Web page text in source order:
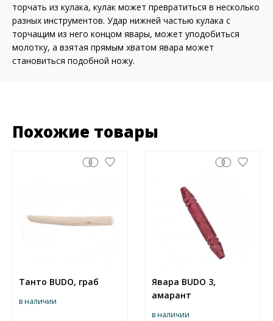
торчать из кулака, кулак может превратиться в несколько
разных инструментов. Удар нижней частью кулака с
торчащим из него концом явары, может уподобиться
молотку, а взятая прямым хватом явара может
становиться подобной ножу.
Похожие товары
Танто BUDO, граб
в наличии
Явара BUDO 3,
амарант
в наличии